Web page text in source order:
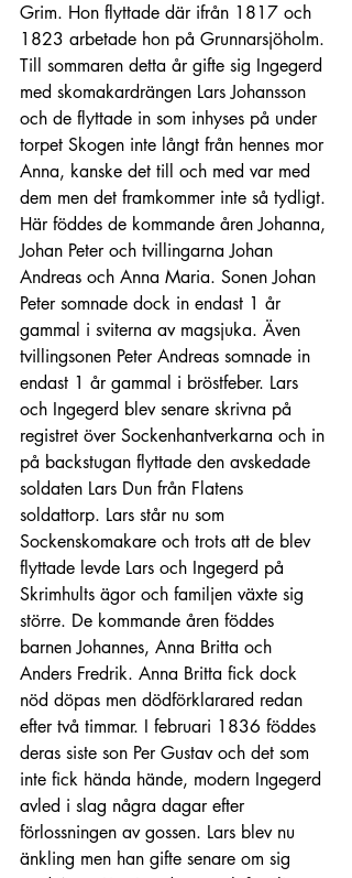
Grim. Hon flyttade där ifrån 1817 och
1823 arbetade hon på Grunnarsjöholm.
Till sommaren detta år gifte sig Ingegerd
med skomakardrängen Lars Johansson
och de flyttade in som inhyses på under
torpet Skogen inte långt från hennes mor
Anna, kanske det till och med var med
dem men det framkommer inte så tydligt.
Här föddes de kommande åren Johanna,
Johan Peter och tvillingarna Johan
Andreas och Anna Maria. Sonen Johan
Peter somnade dock in endast 1 år
gammal i sviterna av magsjuka. Även
tvillingsonen Peter Andreas somnade in
endast 1 år gammal i bröstfeber. Lars
och Ingegerd blev senare skrivna på
registret över Sockenhantverkarna och in
på backstugan flyttade den avskedade
soldaten Lars Dun från Flatens
soldattorp. Lars står nu som
Sockenskomakare och trots att de blev
flyttade levde Lars och Ingegerd på
Skrimhults ägor och familjen växte sig
större. De kommande åren föddes
barnen Johannes, Anna Britta och
Anders Fredrik. Anna Britta fick dock
nöd döpas men dödförklarared redan
efter två timmar. I februari 1836 föddes
deras siste son Per Gustav och det som
inte fick hända hände, modern Ingegerd
avled i slag några dagar efter
förlossningen av gossen. Lars blev nu
änkling men han gifte senare om sig